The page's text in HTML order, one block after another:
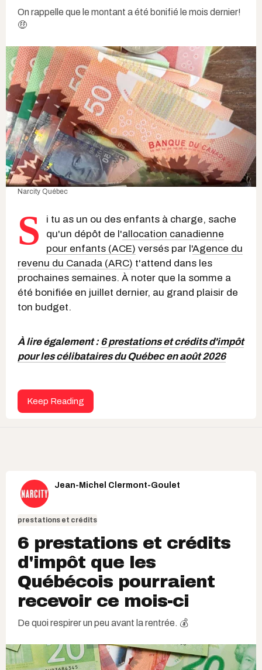
On rappelle que le montant a été bonifié le mois dernier!
🤑
Narcity Québec
S
i tu as un ou des enfants à charge, sache
qu'un dépôt de l'allocation canadienne
pour enfants (ACE) versés par l'Agence du
revenu du Canada (ARC) t'attend dans les
prochaines semaines. À noter que la somme a
été bonifiée en juillet dernier, au grand plaisir de
ton budget.
À lire également :6 prestations et crédits d'impôt
pour les célibataires du Québec en août 2026
Keep Reading
Jean-Michel Clermont-Goulet
prestations et crédits
6 prestations et crédits
d'impôt que les
Québécois pourraient
recevoir ce mois-ci
De quoi respirer un peu avant la rentrée. 💰